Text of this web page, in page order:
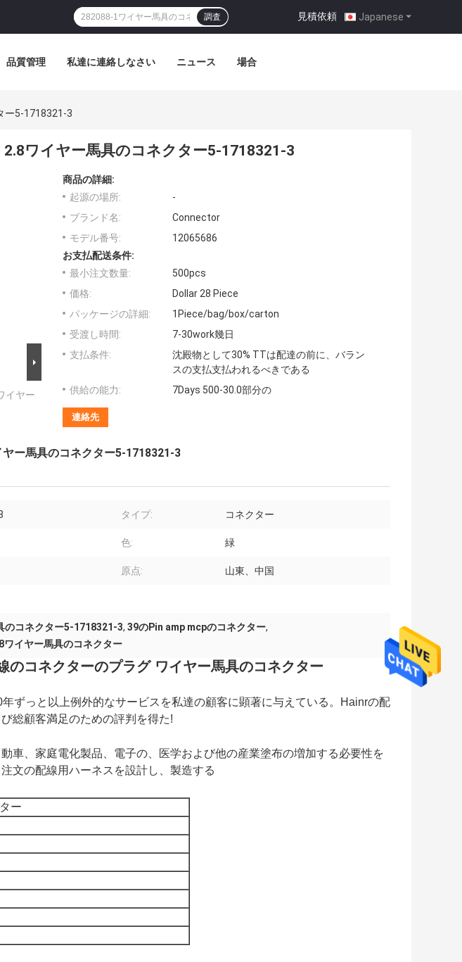
Japanese
見積依頼 |
調査
品質管理 私達に連絡しなさい ニュース 場合
ー5-1718321-3
2.8ワイヤー馬具のコネクター5-1718321-3
イヤー
商品の詳細:
起源の場所:
-
ブランド名:
Connector
モデル番号:
12065686
お支払配送条件:
最小注文数量:
500pcs
価格:
Dollar 28 Piece
パッケージの詳細:
1Piece/bag/box/carton
受渡し時間:
7-30work幾日
支払条件:
沈殿物として30% TTは配達の前に、バラン
スの支払支払われるべきである
供給の能力:
7Days 500-30.0部分の
連絡先
ー馬具のコネクター5-1718321-3
タイプ: コネクター
色: 緑
原点: 山東、中国
のコネクター5-1718321-3, 39のPin amp mcpのコネクター,
ワイヤー馬具のコネクター
のコネクターのプラグ ワイヤー馬具のコネクター
ずっと以上例外的なサービスを私達の顧客に顕著に与えている。Hainrの配
総顧客満足のための評判を得た!
車、家庭電化製品、電子の、医学および他の産業塗布の増加する必要性を
文の配線用ハーネスを設計し、製造する
ー